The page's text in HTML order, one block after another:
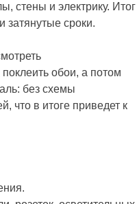
стены и электрику. Итог
затянутые сроки.
обои, а потом
без схемы
что в итоге приведет к